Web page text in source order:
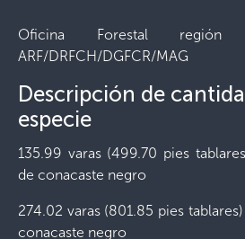
Oficina Forestal
ARF/DRFCH/DGFCR/MAG
Descripción de
especie
135.99 varas (499.70 pies
de conacaste negro
274.02 varas (801.85 pies
conacaste negro